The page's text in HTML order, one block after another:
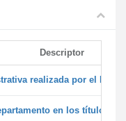
Descriptor
realizada por el
en los títulos de